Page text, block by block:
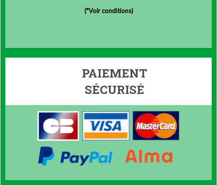
(*Voir conditions)
PAIEMENT
SÉCURISÉ